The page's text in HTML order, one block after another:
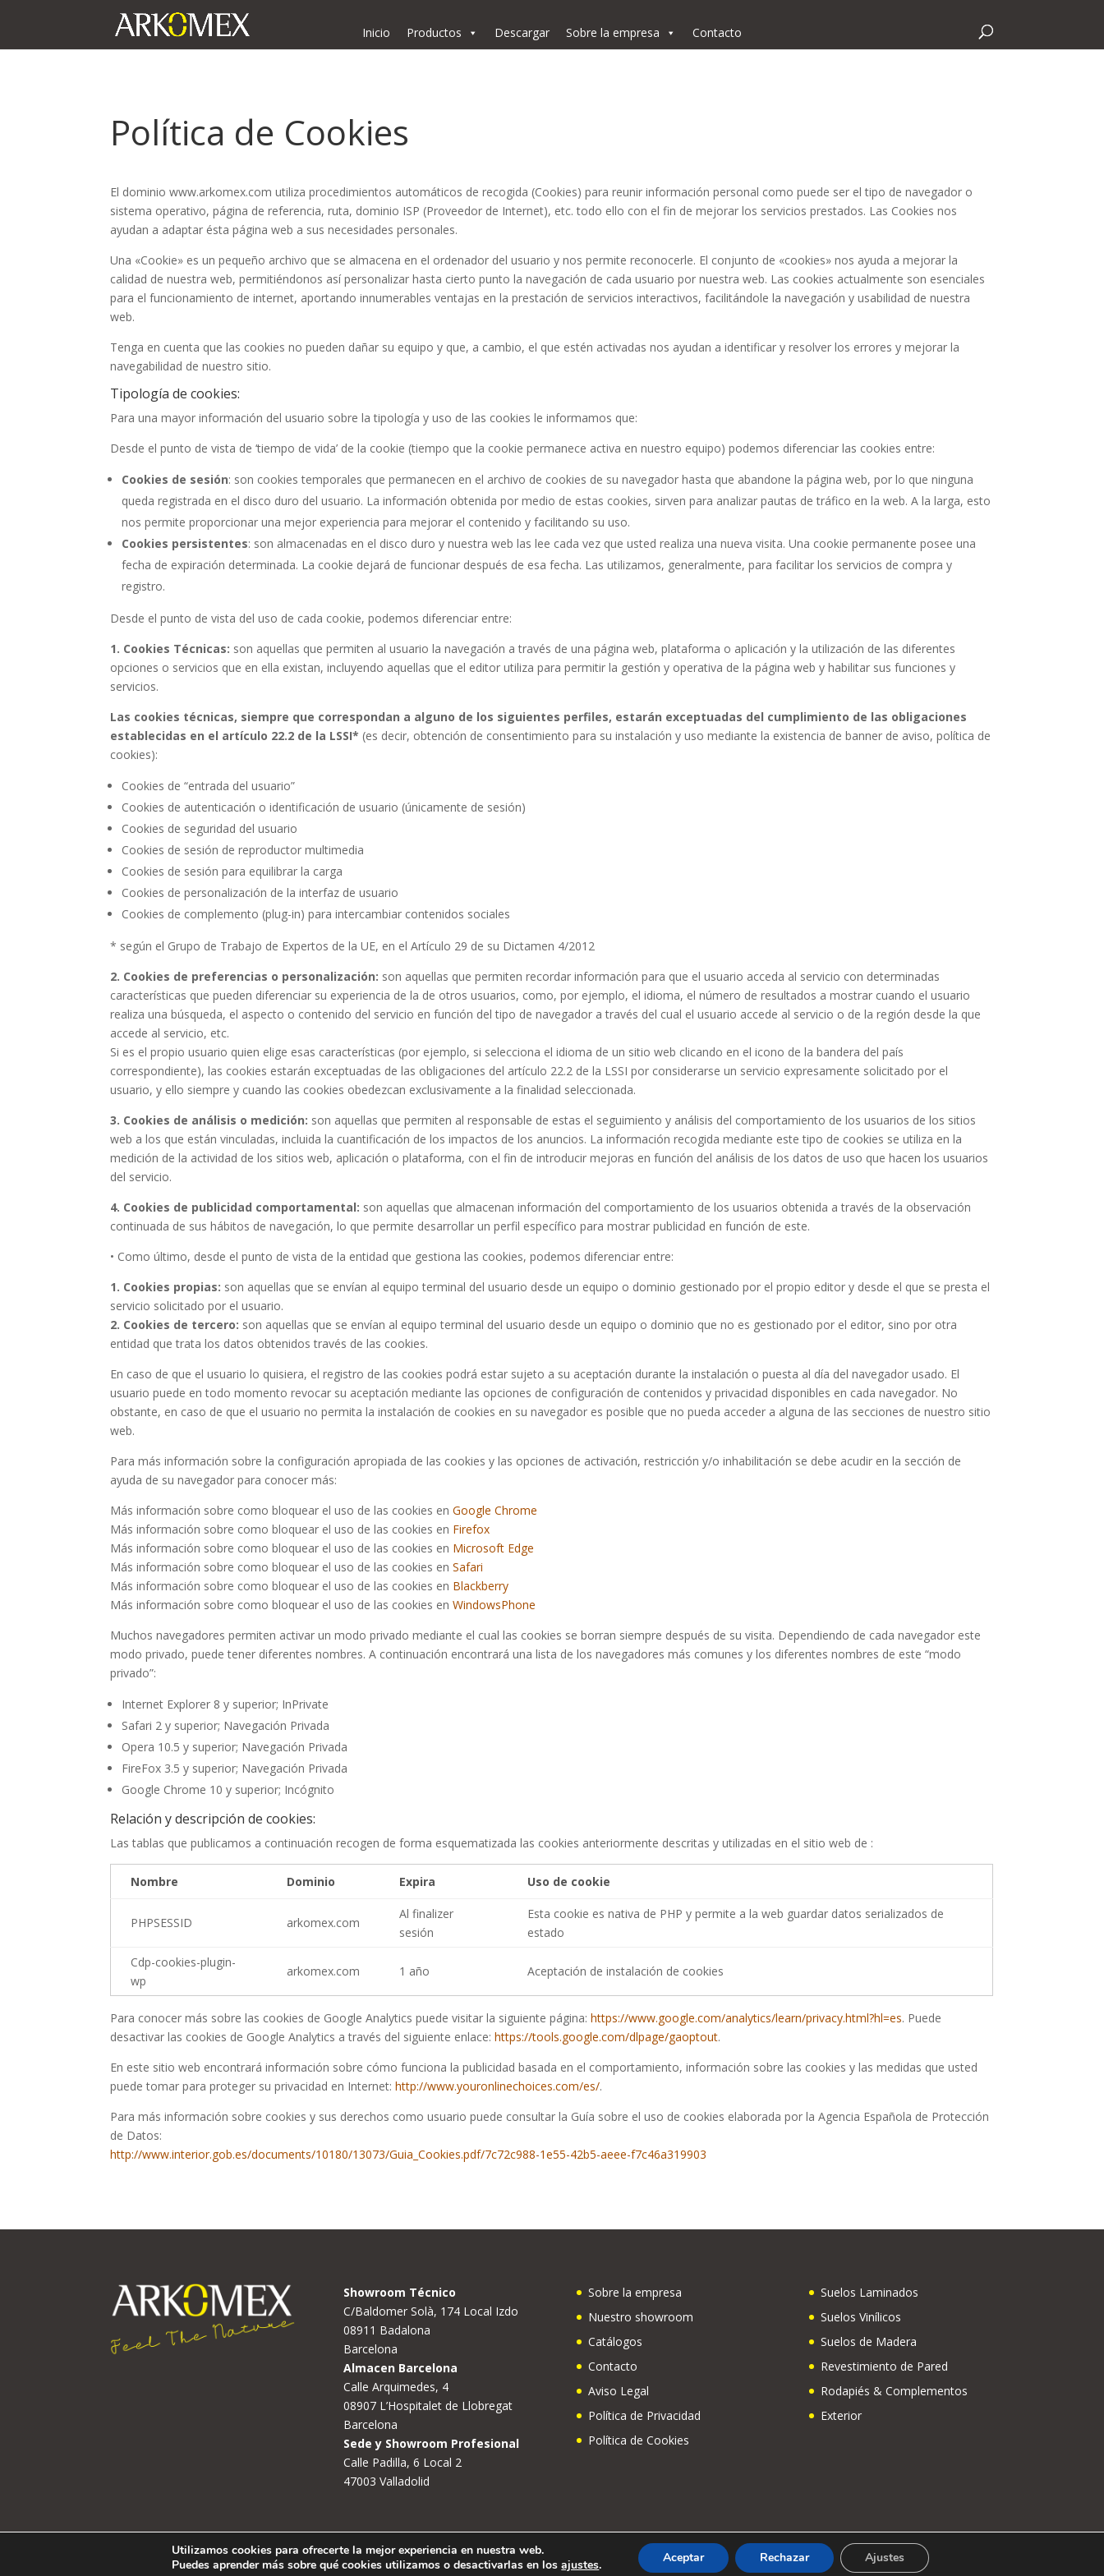
Inicio Productos Descargar Sobre la empresa Contacto
Política de Cookies
El dominio www.arkomex.com utiliza procedimientos automáticos de recogida (Cookies) para reunir información personal como puede ser el tipo de navegador o
sistema operativo, página de referencia, ruta, dominio ISP (Proveedor de Internet), etc. todo ello con el fin de mejorar los servicios prestados. Las Cookies nos
ayudan a adaptar ésta página web a sus necesidades personales.
Una «Cookie» es un pequeño archivo que se almacena en el ordenador del usuario y nos permite reconocerle. El conjunto de «cookies» nos ayuda a mejorar la
calidad de nuestra web, permitiéndonos así personalizar hasta cierto punto la navegación de cada usuario por nuestra web. Las cookies actualmente son esenciales
para el funcionamiento de internet, aportando innumerables ventajas en la prestación de servicios interactivos, facilitándole la navegación y usabilidad de nuestra
web.
Tenga en cuenta que las cookies no pueden dañar su equipo y que, a cambio, el que estén activadas nos ayudan a identificar y resolver los errores y mejorar la
navegabilidad de nuestro sitio.
Tipología de cookies:
Para una mayor información del usuario sobre la tipología y uso de las cookies le informamos que:
Desde el punto de vista de ‘tiempo de vida’ de la cookie (tiempo que la cookie permanece activa en nuestro equipo) podemos diferenciar las cookies entre:
Cookies de sesión: son cookies temporales que permanecen en el archivo de cookies de su navegador hasta que abandone la página web, por lo que ninguna
queda registrada en el disco duro del usuario. La información obtenida por medio de estas cookies, sirven para analizar pautas de tráfico en la web. A la larga, esto
nos permite proporcionar una mejor experiencia para mejorar el contenido y facilitando su uso.
Cookies persistentes: son almacenadas en el disco duro y nuestra web las lee cada vez que usted realiza una nueva visita. Una cookie permanente posee una
fecha de expiración determinada. La cookie dejará de funcionar después de esa fecha. Las utilizamos, generalmente, para facilitar los servicios de compra y
registro.
Desde el punto de vista del uso de cada cookie, podemos diferenciar entre:
1. Cookies Técnicas: son aquellas que permiten al usuario la navegación a través de una página web, plataforma o aplicación y la utilización de las diferentes
opciones o servicios que en ella existan, incluyendo aquellas que el editor utiliza para permitir la gestión y operativa de la página web y habilitar sus funciones y
servicios.
Las cookies técnicas, siempre que correspondan a alguno de los siguientes perfiles, estarán exceptuadas del cumplimiento de las obligaciones
establecidas en el artículo 22.2 de la LSSI* (es decir, obtención de consentimiento para su instalación y uso mediante la existencia de banner de aviso, política de
cookies):
Cookies de “entrada del usuario”
Cookies de autenticación o identificación de usuario (únicamente de sesión)
Cookies de seguridad del usuario
Cookies de sesión de reproductor multimedia
Cookies de sesión para equilibrar la carga
Cookies de personalización de la interfaz de usuario
Cookies de complemento (plug-in) para intercambiar contenidos sociales
* según el Grupo de Trabajo de Expertos de la UE, en el Artículo 29 de su Dictamen 4/2012
2. Cookies de preferencias o personalización: son aquellas que permiten recordar información para que el usuario acceda al servicio con determinadas
características que pueden diferenciar su experiencia de la de otros usuarios, como, por ejemplo, el idioma, el número de resultados a mostrar cuando el usuario
realiza una búsqueda, el aspecto o contenido del servicio en función del tipo de navegador a través del cual el usuario accede al servicio o de la región desde la que
accede al servicio, etc.
Si es el propio usuario quien elige esas características (por ejemplo, si selecciona el idioma de un sitio web clicando en el icono de la bandera del país
correspondiente), las cookies estarán exceptuadas de las obligaciones del artículo 22.2 de la LSSI por considerarse un servicio expresamente solicitado por el
usuario, y ello siempre y cuando las cookies obedezcan exclusivamente a la finalidad seleccionada.
3. Cookies de análisis o medición: son aquellas que permiten al responsable de estas el seguimiento y análisis del comportamiento de los usuarios de los sitios
web a los que están vinculadas, incluida la cuantificación de los impactos de los anuncios. La información recogida mediante este tipo de cookies se utiliza en la
medición de la actividad de los sitios web, aplicación o plataforma, con el fin de introducir mejoras en función del análisis de los datos de uso que hacen los usuarios
del servicio.
4. Cookies de publicidad comportamental: son aquellas que almacenan información del comportamiento de los usuarios obtenida a través de la observación
continuada de sus hábitos de navegación, lo que permite desarrollar un perfil específico para mostrar publicidad en función de este.
• Como último, desde el punto de vista de la entidad que gestiona las cookies, podemos diferenciar entre:
1. Cookies propias: son aquellas que se envían al equipo terminal del usuario desde un equipo o dominio gestionado por el propio editor y desde el que se presta el
servicio solicitado por el usuario.
2. Cookies de tercero: son aquellas que se envían al equipo terminal del usuario desde un equipo o dominio que no es gestionado por el editor, sino por otra
entidad que trata los datos obtenidos través de las cookies.
En caso de que el usuario lo quisiera, el registro de las cookies podrá estar sujeto a su aceptación durante la instalación o puesta al día del navegador usado. El
usuario puede en todo momento revocar su aceptación mediante las opciones de configuración de contenidos y privacidad disponibles en cada navegador. No
obstante, en caso de que el usuario no permita la instalación de cookies en su navegador es posible que no pueda acceder a alguna de las secciones de nuestro sitio
web.
Para más información sobre la configuración apropiada de las cookies y las opciones de activación, restricción y/o inhabilitación se debe acudir en la sección de
ayuda de su navegador para conocer más:
Más información sobre como bloquear el uso de las cookies enGoogle Chrome
Más información sobre como bloquear el uso de las cookies en Firefox
Más información sobre como bloquear el uso de las cookies en Microsoft Edge
Más información sobre como bloquear el uso de las cookies enSafari
Más información sobre como bloquear el uso de las cookies en Blackberry
Más información sobre como bloquear el uso de las cookies enWindowsPhone
Muchos navegadores permiten activar un modo privado mediante el cual las cookies se borran siempre después de su visita. Dependiendo de cada navegador este
modo privado, puede tener diferentes nombres. A continuación encontrará una lista de los navegadores más comunes y los diferentes nombres de este “modo
privado”:
Internet Explorer 8 y superior; InPrivate
Safari 2 y superior; Navegación Privada
Opera 10.5 y superior; Navegación Privada
FireFox 3.5 y superior; Navegación Privada
Google Chrome 10 y superior; Incógnito
Relación y descripción de cookies:
Las tablas que publicamos a continuación recogen de forma esquematizada las cookies anteriormente descritas y utilizadas en el sitio web de :
Nombre Dominio Expira Uso de cookie
PHPSESSID arkomex.com
Al finalizer
sesión
Esta cookie es nativa de PHP y permite a la web guardar datos serializados de
estado
Cdp-cookies-plugin-
wp
arkomex.com 1 año Aceptación de instalación de cookies
Para conocer más sobre las cookies de Google Analytics puede visitar la siguiente página:https://www.google.com/analytics/learn/privacy.html?hl=es. Puede
desactivar las cookies de Google Analytics a través del siguiente enlace:https://tools.google.com/dlpage/gaoptout.
En este sitio web encontrará información sobre cómo funciona la publicidad basada en el comportamiento, información sobre las cookies y las medidas que usted
puede tomar para proteger su privacidad en Internet:http://www.youronlinechoices.com/es/.
Para más información sobre cookies y sus derechos como usuario puede consultar la Guía sobre el uso de cookies elaborada por la Agencia Española de Protección
de Datos:
http://www.interior.gob.es/documents/10180/13073/Guia_Cookies.pdf/7c72c988-1e55-42b5-aeee-f7c46a319903
Showroom Técnico
C/Baldomer Solà, 174 Local Izdo
08911 Badalona
Barcelona
Almacen Barcelona
Calle Arquimedes, 4
08907 L’Hospitalet de Llobregat
Barcelona
Sede y Showroom Profesional
Calle Padilla, 6 Local 2
47003 Valladolid
Sobre la empresa
Nuestro showroom
Catálogos
Contacto
Aviso Legal
Política de Privacidad
Política de Cookies
Suelos Laminados
Suelos Vinílicos
Suelos de Madera
Revestimiento de Pared
Rodapiés & Complementos
Exterior
© ARKOMEX 2023
Utilizamos cookies para ofrecerte la mejor experiencia en nuestra web.
Puedes aprender más sobre qué cookies utilizamos o desactivarlas en losajustes. Aceptar Rechazar Ajustes